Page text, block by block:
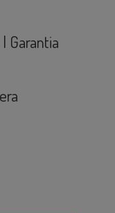
Garantia